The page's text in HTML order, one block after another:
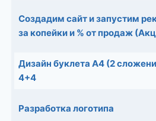
Создадим сайт и запустим
за копейки и % от продаж
Дизайн буклета А4 (2
4+4
Разработка логотипа